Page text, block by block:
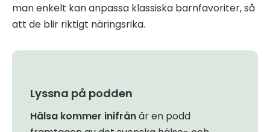
man enkelt kan anpassa klassiska barnfavoriter, så
att de blir riktigt näringsrika.
Lyssna på podden
Hälsa kommer inifrånär en podd